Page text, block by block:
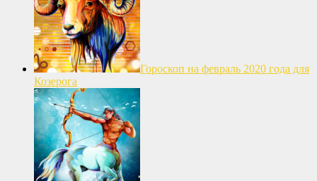
Гороскоп на февраль 2020 года для
Козерога